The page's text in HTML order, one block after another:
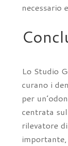
necessario
Lo Studio
curano i
per
centrata
rilevatore